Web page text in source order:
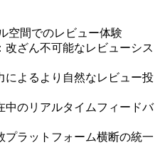
空間でのレビュー体験
改ざん不可能なレビューシス
によるより自然なレビュー投
中のリアルタイムフィードバ
プラットフォーム横断の統一